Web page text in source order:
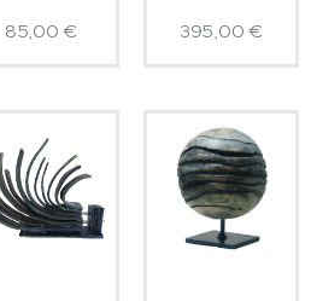
85,00 € 395,00 €